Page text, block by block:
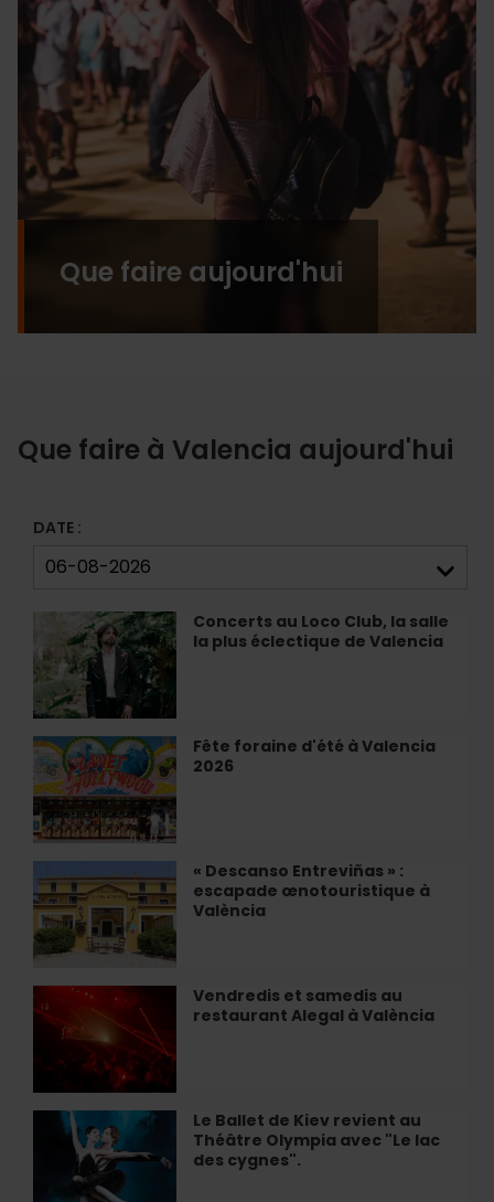
Que faire aujourd'hui
Que faire à Valencia aujourd'hui
DATE :
Concerts au Loco Club, la salle
la plus éclectique de Valencia
Concerts
Loco
Club,
la
salle
la
plus
éclectique
de
Fête foraine d'été à Valencia
2026
Fête
foraine
d'été
à
Valencia
2026
« Descanso Entreviñas » :
escapade œnotouristique à
València
Descanso
Entreviñas
»
:
escapade
œnotouristique
València
Vendredis et samedis au
restaurant Alegal à València
Vendredis
et
samedis
au
restaurant
Alegal
València
Le Ballet de Kiev revient au
Théâtre Olympia avec "Le lac
des cygnes".
Ballet